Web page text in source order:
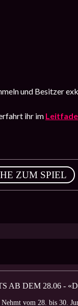
und Besitzer
ihr im
ZUM SPIEL ,
AB DEM 28.06 -
vom 28. bis 30.